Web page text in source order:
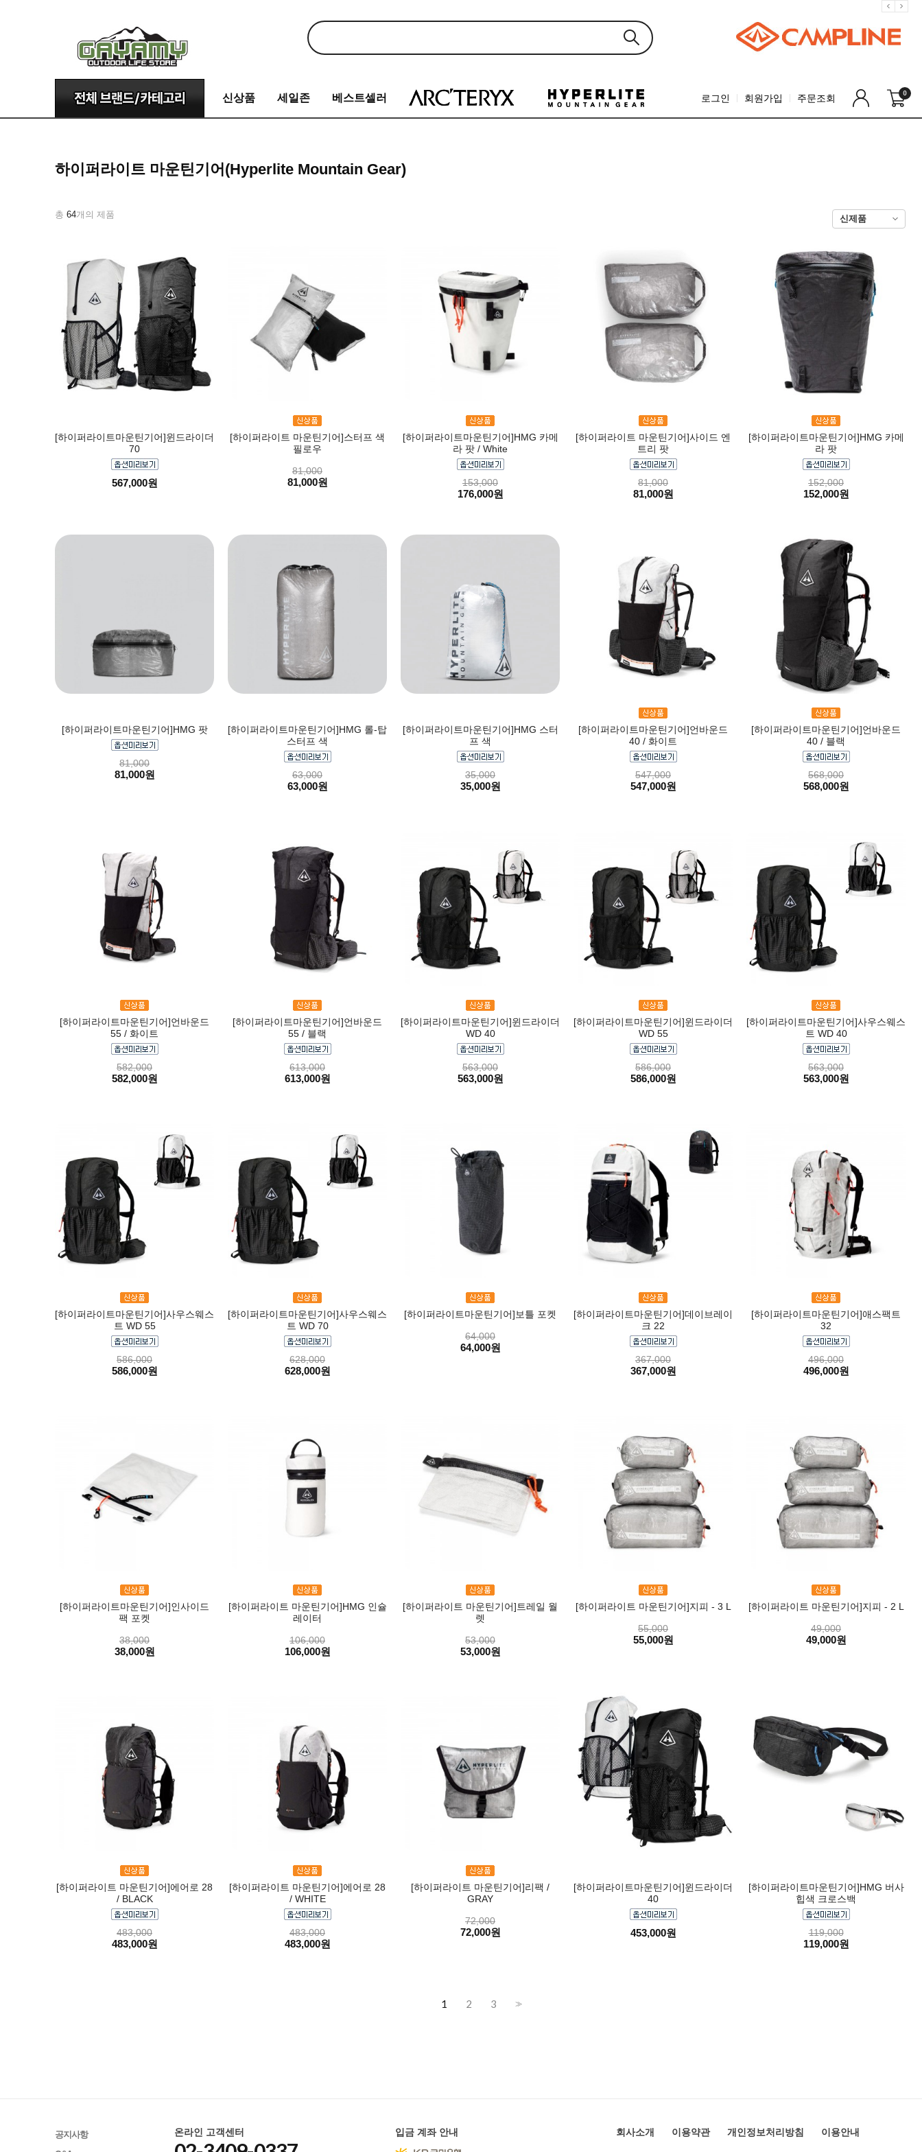
신상품 세일존 베스트셀러 로그인 회원가입 주문조회 0
하이퍼라이트 마운틴기어(Hyperlite Mountain Gear)
총 64개의 제품
[하이퍼라이트마운틴기어]윈드라이더
70
567,000원
[하이퍼라이트 마운틴기어]스터프 색
필로우
81,000
81,000원
[하이퍼라이트마운틴기어]HMG 카메
라 팟 / White
153,000
176,000원
[하이퍼라이트 마운틴기어]사이드 엔
트리 팟
81,000
81,000원
[하이퍼라이트마운틴기어]HMG 카메
라 팟
152,000
152,000원
[하이퍼라이트마운틴기어]HMG 팟
81,000
81,000원
[하이퍼라이트마운틴기어]HMG 롤-탑
스터프 색
63,000
63,000원
[하이퍼라이트마운틴기어]HMG 스터
프 색
35,000
35,000원
[하이퍼라이트마운틴기어]언바운드
40 / 화이트
547,000
547,000원
[하이퍼라이트마운틴기어]언바운드
40 / 블랙
568,000
568,000원
[하이퍼라이트마운틴기어]언바운드
55 / 화이트
582,000
582,000원
[하이퍼라이트마운틴기어]언바운드
55 / 블랙
613,000
613,000원
[하이퍼라이트마운틴기어]윈드라이더
WD 40
563,000
563,000원
[하이퍼라이트마운틴기어]윈드라이더
WD 55
586,000
586,000원
[하이퍼라이트마운틴기어]사우스웨스
트 WD 40
563,000
563,000원
[하이퍼라이트마운틴기어]사우스웨스
트 WD 55
586,000
586,000원
[하이퍼라이트마운틴기어]사우스웨스
트 WD 70
628,000
628,000원
[하이퍼라이트마운틴기어]보틀 포켓
64,000
64,000원
[하이퍼라이트마운틴기어]데이브레이
크 22
367,000
367,000원
[하이퍼라이트마운틴기어]애스팩트
32
496,000
496,000원
[하이퍼라이트마운틴기어]인사이드
팩 포켓
38,000
38,000원
[하이퍼라이트 마운틴기어]HMG 인슐
레이터
106,000
106,000원
[하이퍼라이트 마운틴기어]트레일 월
렛
53,000
53,000원
[하이퍼라이트 마운틴기어]지피 - 3 L
55,000
55,000원
[하이퍼라이트 마운틴기어]지피 - 2 L
49,000
49,000원
[하이퍼라이트 마운틴기어]에어로 28
/ BLACK
483,000
483,000원
[하이퍼라이트 마운틴기어]에어로 28
/ WHITE
483,000
483,000원
[하이퍼라이트 마운틴기어]리팩 /
GRAY
72,000
72,000원
[하이퍼라이트마운틴기어]윈드라이더
40
453,000원
[하이퍼라이트마운틴기어]HMG 버사
힙색 크로스백
119,000
119,000원
1 2 3 >>
공지사항
온라인 고객센터 입금 계좌 안내 회사소개 이용약관 개인정보처리방침 이용안내